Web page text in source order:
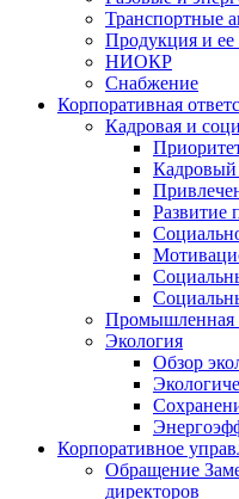
Транспортные
Продукция и ее
НИОКР
Снабжение
Корпоративная
Кадровая и
Кадровый
Развитие
Промышленная
Экология
Обзор
Корпоративное
Обращение
директоров